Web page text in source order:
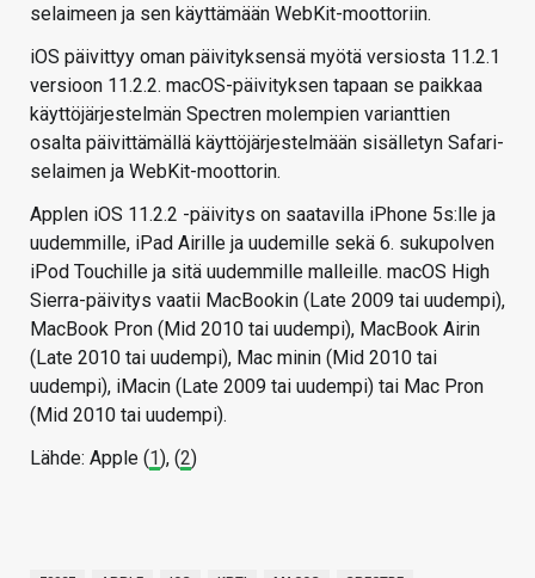
selaimeen ja sen käyttämään WebKit-moottoriin.
iOS päivittyy oman päivityksensä myötä versiosta 11.2.1
versioon 11.2.2. macOS-päivityksen tapaan se paikkaa
käyttöjärjestelmän Spectren molempien varianttien
osalta päivittämällä käyttöjärjestelmään sisälletyn Safari-
selaimen ja WebKit-moottorin.
Applen iOS 11.2.2 -päivitys on saatavilla iPhone 5s:lle ja
uudemmille, iPad Airille ja uudemille sekä 6. sukupolven
iPod Touchille ja sitä uudemmille malleille. macOS High
Sierra-päivitys vaatii MacBookin (Late 2009 tai uudempi),
MacBook Pron (Mid 2010 tai uudempi), MacBook Airin
(Late 2010 tai uudempi), Mac minin (Mid 2010 tai
uudempi), iMacin (Late 2009 tai uudempi) tai Mac Pron
(Mid 2010 tai uudempi).
Lähde: Apple (1), (2)